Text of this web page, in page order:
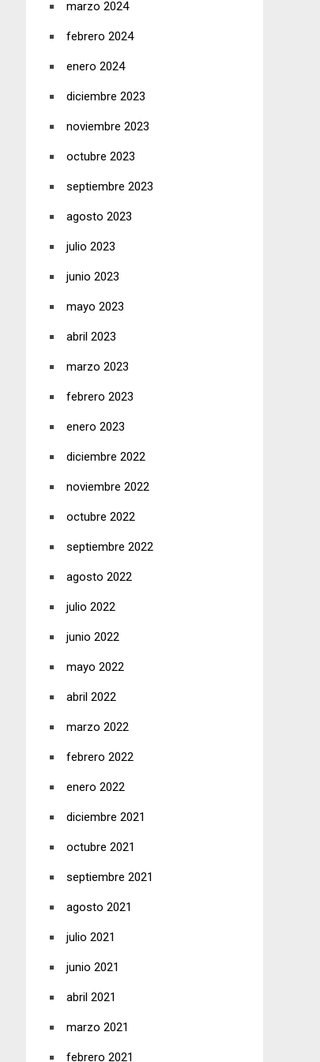
marzo 2024
febrero 2024
enero 2024
diciembre 2023
noviembre 2023
octubre 2023
septiembre 2023
agosto 2023
julio 2023
junio 2023
mayo 2023
abril 2023
marzo 2023
febrero 2023
enero 2023
diciembre 2022
noviembre 2022
octubre 2022
septiembre 2022
agosto 2022
julio 2022
junio 2022
mayo 2022
abril 2022
marzo 2022
febrero 2022
enero 2022
diciembre 2021
octubre 2021
septiembre 2021
agosto 2021
julio 2021
junio 2021
abril 2021
marzo 2021
febrero 2021